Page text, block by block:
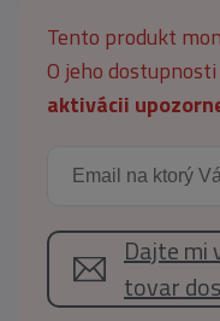
Tento produkt
O jeho
aktivácii
Dajte mi
tovar